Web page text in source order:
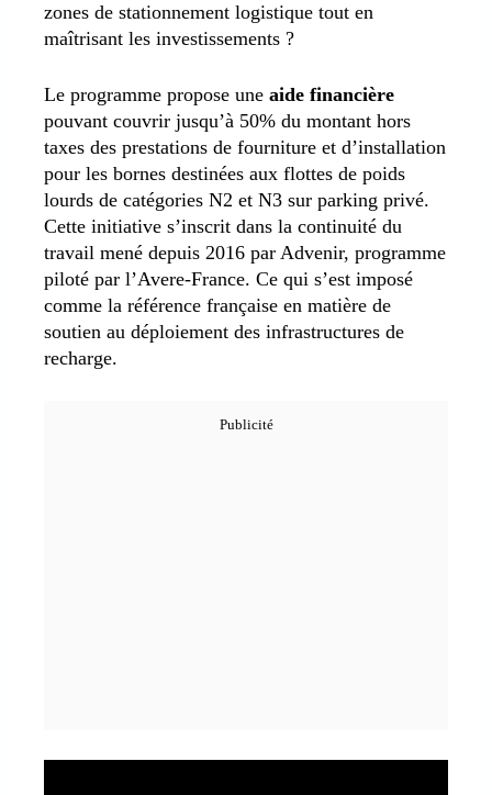
zones de stationnement logistique tout en
maîtrisant les investissements ?
Le programme propose une aide financière
pouvant couvrir jusqu’à 50% du montant hors
taxes des prestations de fourniture et d’installation
pour les bornes destinées aux flottes de poids
lourds de catégories N2 et N3 sur parking privé.
Cette initiative s’inscrit dans la continuité du
travail mené depuis 2016 par Advenir, programme
piloté par l’Avere-France. Ce qui s’est imposé
comme la référence française en matière de
soutien au déploiement des infrastructures de
recharge.